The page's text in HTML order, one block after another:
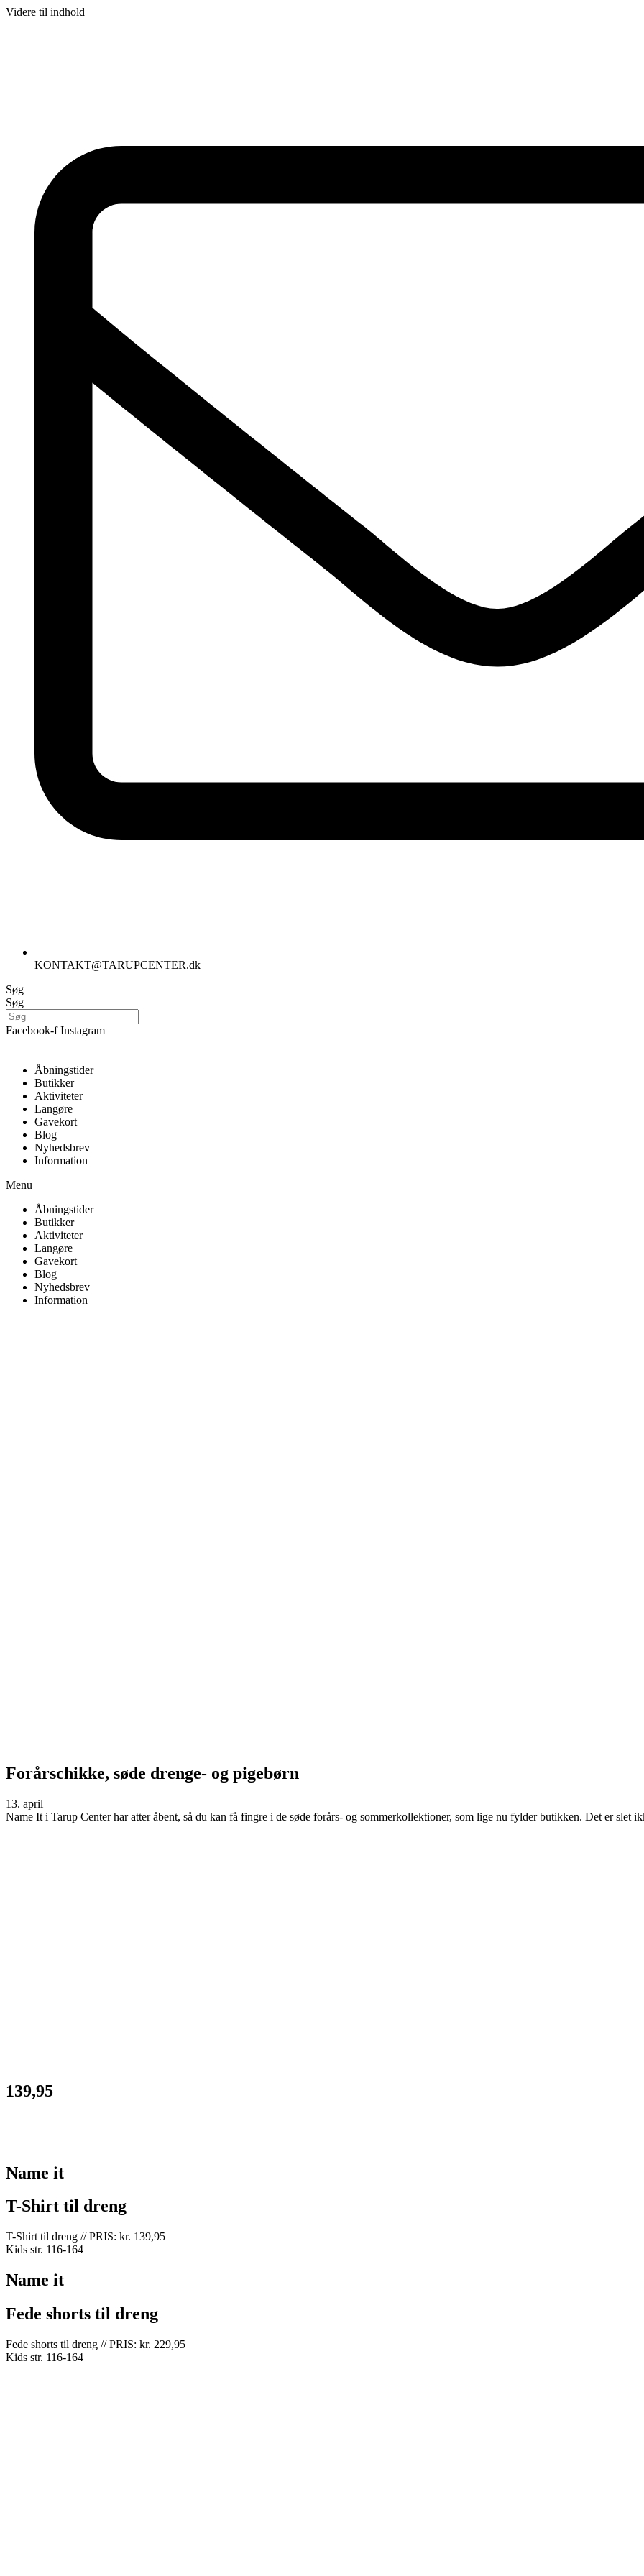
Videre til indhold
KONTAKT@TARUPCENTER.dk
Søg
Søg
Facebook-f Instagram
Åbningstider
Butikker
Aktiviteter
Langøre
Gavekort
Blog
Nyhedsbrev
Information
Menu
Åbningstider
Butikker
Aktiviteter
Langøre
Gavekort
Blog
Nyhedsbrev
Information
Forårschikke, søde drenge- og pigebørn
13. april
Name It i Tarup Center har atter åbent, så du kan få fingre i de søde forårs- og sommerkollektioner, som lige nu fylder butikken. Det er slet
139,95
Name it
T-Shirt til dreng
T-Shirt til dreng // PRIS: kr. 139,95
Kids str. 116-164
Name it
Fede shorts til dreng
Fede shorts til dreng // PRIS: kr. 229,95
Kids str. 116-164